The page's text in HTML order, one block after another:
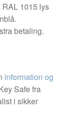
1015 lys
betaling.
information og
Safe fra
i sikker